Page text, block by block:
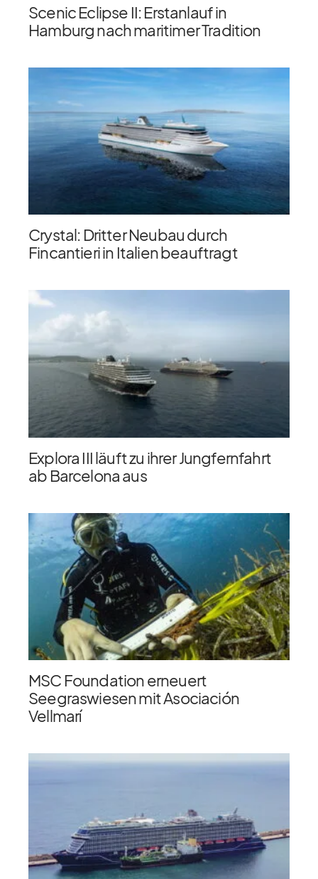
Scenic Eclipse II: Erstanlauf in
Hamburg nach maritimer Tradition
Crystal: Dritter Neubau durch
Fincantieri in Italien beauftragt
Explora III läuft zu ihrer Jungfernfahrt
ab Barcelona aus
MSC Foundation erneuert
Seegraswiesen mit Asociación
Vellmarí